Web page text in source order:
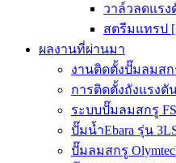
วาล์วลดแรงดั
สตรีมแทรป
ผลงานที่ผ่านมา
งานติดตั้งปั๊มลมสกรู
การติดตั้งถังแรงดัน
ระบบปั๊มลมสกรู
ปั๊มน้ำEbara รุ่น
ปั๊มลมสกรู